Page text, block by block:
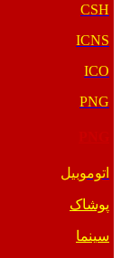
CSH
ICNS
ICO
PNG
اتوموبیل
پوشاک
سینما